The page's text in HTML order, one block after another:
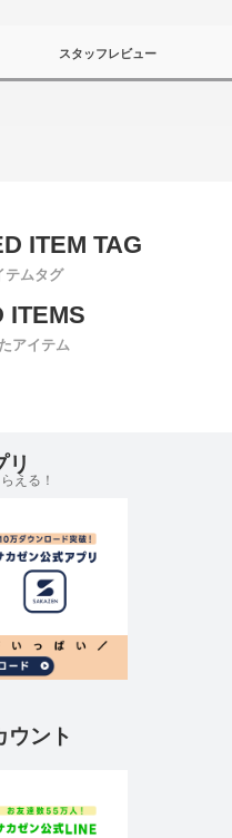
スタッフレビュー
テムタグ
アイテム
リ
える！
ント